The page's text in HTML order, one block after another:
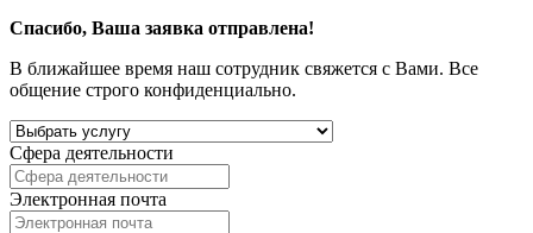
Спасибо, Ваша заявка отправлена!
В ближайшее время наш сотрудник свяжется с Вами. Все
общение строго конфиденциально.
Сфера деятельности
Электронная почта